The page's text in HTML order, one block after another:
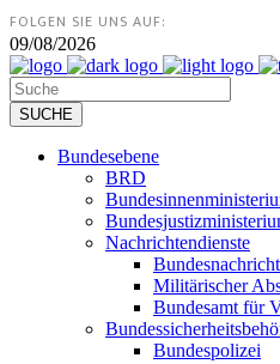
FOLGEN SIE UNS AUF:
09/08/2026
Bundesebene
BRD
Nachrichtendienste
Militärischer
Bundesamt für
Bundespolizei